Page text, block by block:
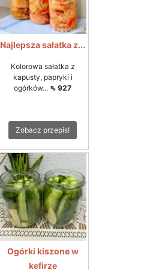
Najlepsza sałatka z...
Kolorowa sałatka z
kapusty, papryki i
ogórków... ⇖ 927
Zobacz przepis!
Ogórki kiszone w
kefirze